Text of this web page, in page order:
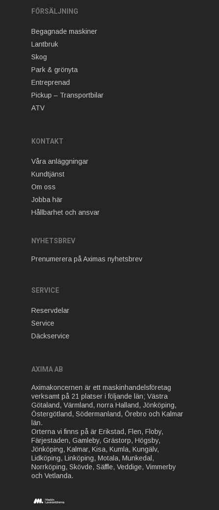
FÖRSÄLJNING
Begagnade maskiner
Lantbruk
Skog
Park & grönyta
Entreprenad
Pickup – Transportbilar
ATV
KONTAKT
Våra anläggningar
Kundtjänst
Om oss
Jobba här
Hållbarhet och ansvar
NYHETSBREV
Prenumerera på Aximas nyhetsbrev
SERVICE
Reservdelar
Service
Däckservice
AXIMA AB
Aximakoncernen är ett maskinhandelsföretag
verksamt på 21 platser i följande län; Västra
Götaland, Värmland, norra Halland, Jönköping,
Östergötland, Södermanland, Örebro och Kalmar
län.
Orterna vi finns på är Erikstad, Flen, Floby,
Färjestaden, Gamleby, Grästorp, Högsby,
Jönköping, Kalmar, Kisa, Kumla, Kungälv,
Lidköping, Linköping, Motala, Munkedal,
Norrköping, Skövde, Säffle, Veddige, Vimmerby
och Vetlanda.